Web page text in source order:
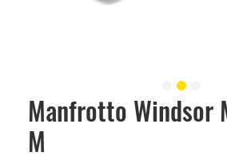
Manfrotto Windsor
M
Skip
beginning